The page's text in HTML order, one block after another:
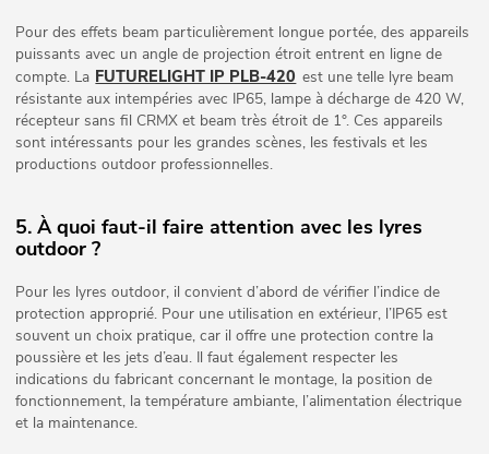
Pour des effets beam particulièrement longue portée, des appareils
puissants avec un angle de projection étroit entrent en ligne de
compte. La FUTURELIGHT IP PLB-420 est une telle lyre beam
résistante aux intempéries avec IP65, lampe à décharge de 420 W,
récepteur sans fil CRMX et beam très étroit de 1°. Ces appareils
sont intéressants pour les grandes scènes, les festivals et les
productions outdoor professionnelles.
5. À quoi faut-il faire attention avec les lyres
outdoor ?
Pour les lyres outdoor, il convient d’abord de vérifier l’indice de
protection approprié. Pour une utilisation en extérieur, l’IP65 est
souvent un choix pratique, car il offre une protection contre la
poussière et les jets d’eau. Il faut également respecter les
indications du fabricant concernant le montage, la position de
fonctionnement, la température ambiante, l’alimentation électrique
et la maintenance.